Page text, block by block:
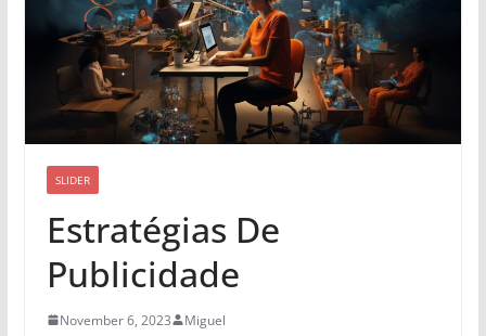
SLIDER
Estratégias De
Publicidade
November 6, 2023 Miguel